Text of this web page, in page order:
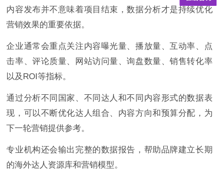
内容发布并不意味着项目结束，数据分析才是持续优化
营销效果的重要依据。
企业通常会重点关注内容曝光量、播放量、互动率、点
击率、评论质量、网站访问量、询盘数量、销售转化率
以及ROI等指标。
通过分析不同国家、不同达人和不同内容形式的数据表
现，可以不断优化达人组合、内容方向和预算分配，为
下一轮营销提供参考。
专业机构还会输出完整的数据报告，帮助品牌建立长期
的海外达人资源库和营销模型。